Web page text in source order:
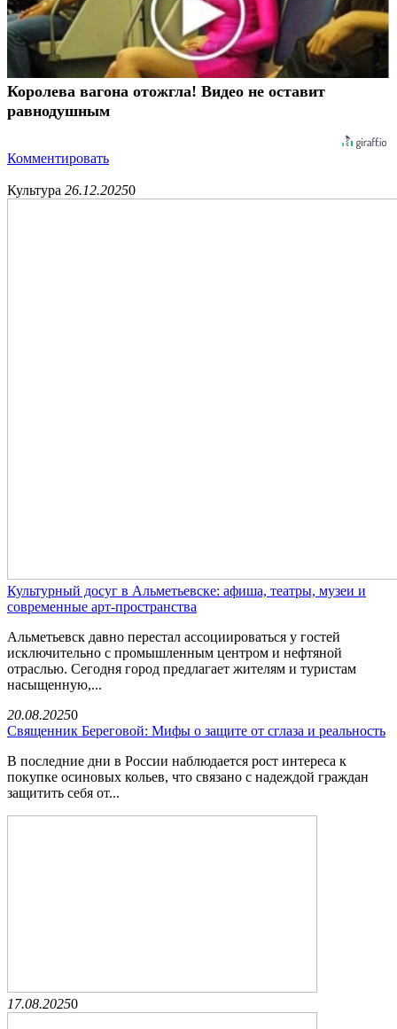
Королева вагона отожгла! Видео не оставит
равнодушным
Комментировать
Культура 26.12.20250
Культурный досуг в Альметьевске: афиша, театры, музеи и
современные арт-пространства
Альметьевск давно перестал ассоциироваться у гостей
исключительно с промышленным центром и нефтяной
отраслью. Сегодня город предлагает жителям и туристам
насыщенную,...
20.08.20250
Священник Береговой: Мифы о защите от сглаза и реальность
В последние дни в России наблюдается рост интереса к
покупке осиновых кольев, что связано с надеждой граждан
защитить себя от...
17.08.20250